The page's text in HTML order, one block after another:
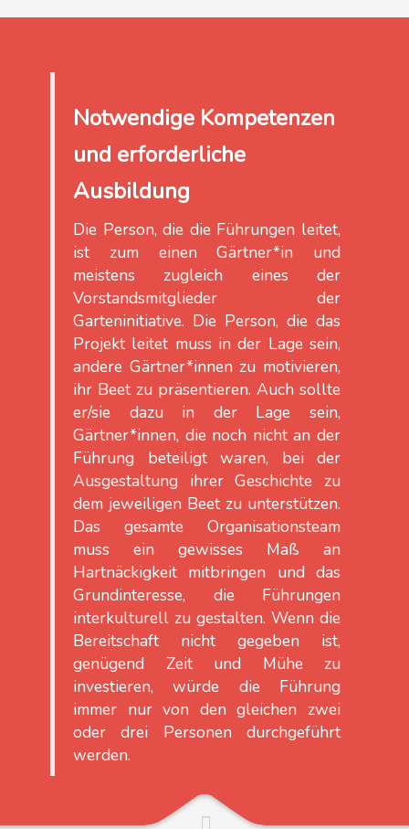
Notwendige Kompetenzen
und erforderliche
Ausbildung
Die Person, die die Führungen leitet,
ist zum einen Gärtner*in und
meistens zugleich eines der
Vorstandsmitglieder der
Garteninitiative. Die Person, die das
Projekt leitet muss in der Lage sein,
andere Gärtner*innen zu motivieren,
ihr Beet zu präsentieren. Auch sollte
er/sie dazu in der Lage sein,
Gärtner*innen, die noch nicht an der
Führung beteiligt waren, bei der
Ausgestaltung ihrer Geschichte zu
dem jeweiligen Beet zu unterstützen.
Das gesamte Organisationsteam
muss ein gewisses Maß an
Hartnäckigkeit mitbringen und das
Grundinteresse, die Führungen
interkulturell zu gestalten. Wenn die
Bereitschaft nicht gegeben ist,
genügend Zeit und Mühe zu
investieren, würde die Führung
immer nur von den gleichen zwei
oder drei Personen durchgeführt
werden.